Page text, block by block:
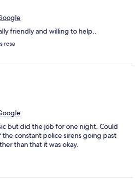
friendly and willing to help..
resa
but did the job for one night. Could
the constant police sirens going past
than that it was okay.